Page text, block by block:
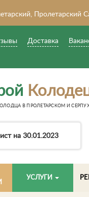
Пролетарский
Доставка
В ПРОЛЕТАРСКОМ И
на 30.01.2023
УСЛУГИ